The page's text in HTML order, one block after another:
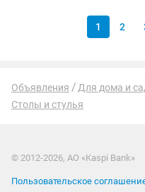
1 2
Объявления Для дома и
Столы и стулья
© 2012-2026, АО «Kaspi Bank»
Пользовательское